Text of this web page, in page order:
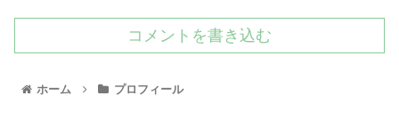
コメントを書き込む
ホーム プロフィール